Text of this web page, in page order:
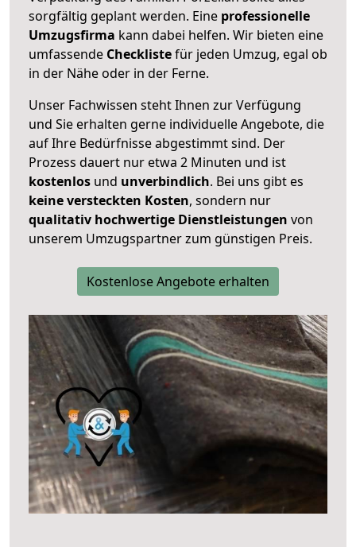
sorgfältig geplant werden. Eine professionelle
Umzugsfirma kann dabei helfen. Wir bieten eine
umfassende Checklistefür jeden Umzug, egal ob
in der Nähe oder in der Ferne.
Unser Fachwissen steht Ihnen zur Verfügung
und Sie erhalten gerne individuelle Angebote, die
auf Ihre Bedürfnisse abgestimmt sind. Der
Prozess dauert nur etwa 2 Minuten und ist
kostenlos und unverbindlich. Bei uns gibt es
keine versteckten Kosten, sondern nur
qualitativ hochwertige Dienstleistungen von
unserem Umzugspartner zum günstigen Preis.
Kostenlose Angebote erhalten